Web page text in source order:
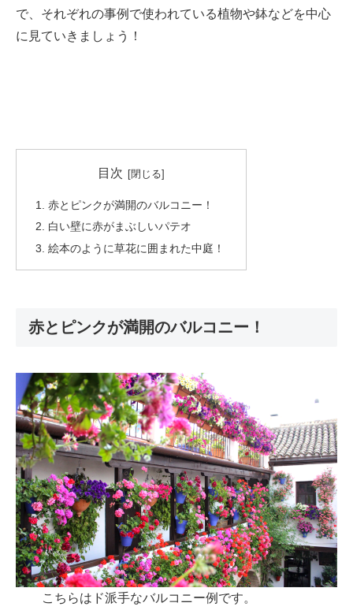
で、それぞれの事例で使われている植物や鉢などを中心
に見ていきましょう！
目次
赤とピンクが満開のバルコニー！
白い壁に赤がまぶしいパテオ
絵本のように草花に囲まれた中庭！
赤とピンクが満開のバルコニー！
こちらはド派手なバルコニー例です。